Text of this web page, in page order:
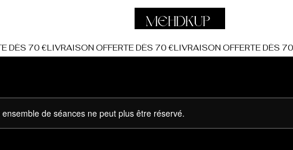
ensemble de séances ne peut plus être réservé.